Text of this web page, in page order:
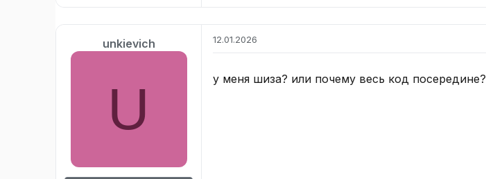
unkievich
U
12.01.2026
у меня шиза? или почему весь код посередине?